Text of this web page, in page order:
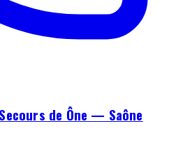
de Ône — Saône